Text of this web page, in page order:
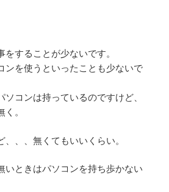
することが少ないです。
ンを使うといったことも少ないで
コンは持っているのですけど、
。
、、無くてもいいくらい。
いときはパソコンを持ち歩かない